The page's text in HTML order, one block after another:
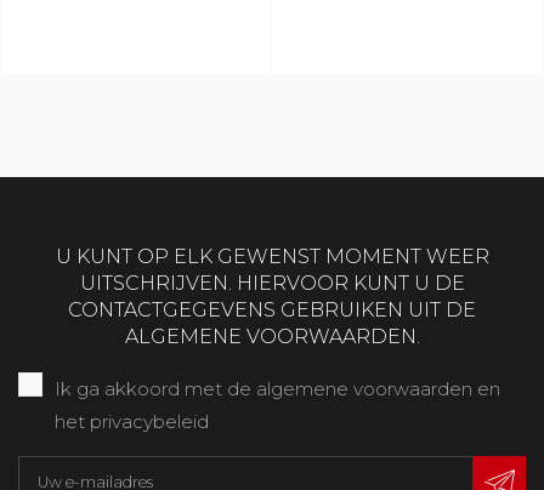
U KUNT OP ELK GEWENST MOMENT WEER
UITSCHRIJVEN. HIERVOOR KUNT U DE
CONTACTGEGEVENS GEBRUIKEN UIT DE
ALGEMENE VOORWAARDEN.
Ik ga akkoord met de algemene voorwaarden en
het privacybeleid